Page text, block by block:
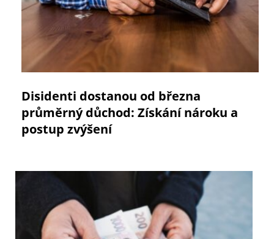
Disidenti dostanou od března
průměrný důchod: Získání nároku a
postup zvýšení